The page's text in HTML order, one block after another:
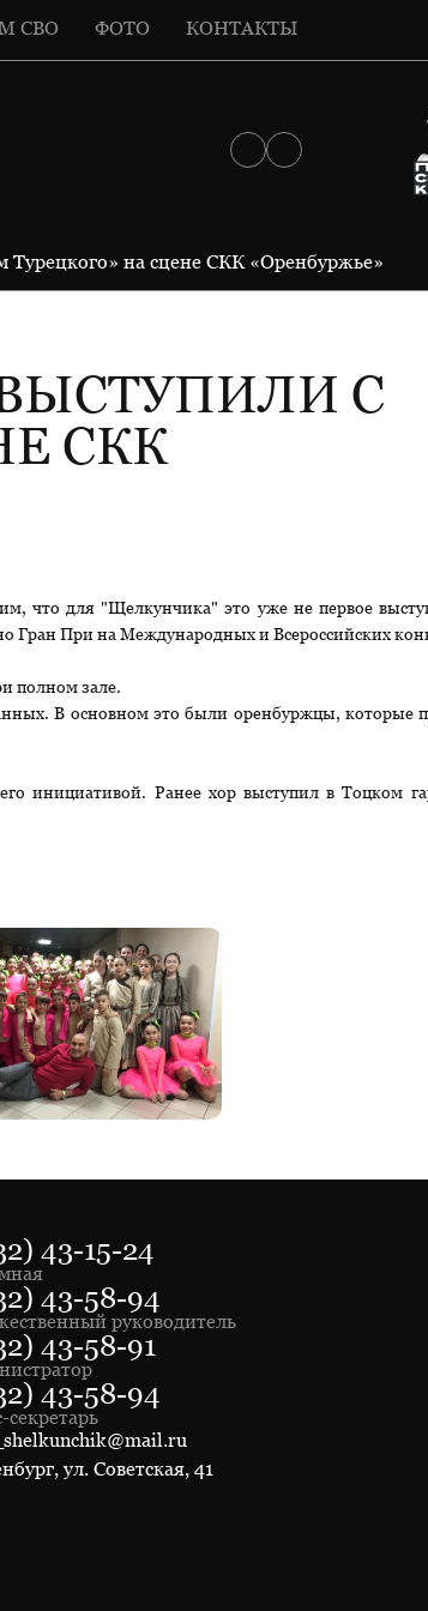
СВО ФОТО КОНТАКТЫ
на сцене СКК «Оренбуржье»
С
СКК
что для "Щелкунчика" это уже не первое
Гран При на Международных и Всероссийских
полном зале.
В основном это были оренбуржцы, которые
инициативой. Ранее хор выступил в Тоцком
43-15-24
43-58-94
руководитель
43-58-91
43-58-94
секретарь
ул. Советская, 41